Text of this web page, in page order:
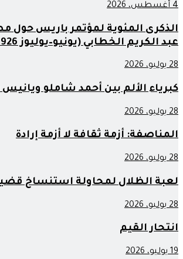
4 أغسطس، 2026
الذكرى المئوية لمؤتمر باريس حول
عبد الكريم الخطابي (يونيو–يوليوز 1926 )
28 يوليو، 2026
كبرياء الألم بين أحمد شاملو
28 يوليو، 2026
المناصفة: أزمة ثقافة لا أزمة إرادة
28 يوليو، 2026
لعبة الظلال لمحاولة استنساخ
28 يوليو، 2026
انتحار القيم
19 يوليو، 2026